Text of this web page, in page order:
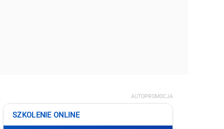
AUTOPROMOCJA
SZKOLENIE ONLINE